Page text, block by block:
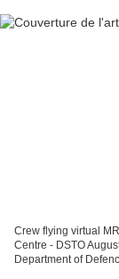
Crew flying virtual
Centre - DSTO
Department of